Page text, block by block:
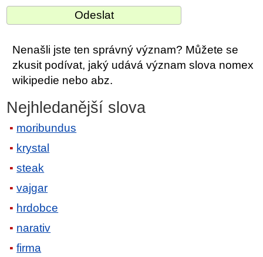
Nenašli jste ten správný význam? Můžete se
zkusit podívat, jaký udává význam slova nomex
wikipedie nebo abz.
Nejhledanější slova
moribundus
krystal
steak
vajgar
hrdobce
narativ
firma